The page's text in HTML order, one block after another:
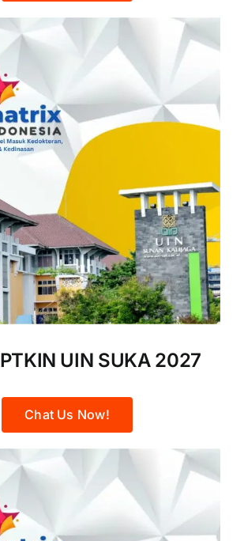
PTKIN UIN SUKA 2027
Chat Us Now!